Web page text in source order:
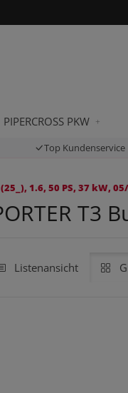
PIPERCROSS PKW
Top Kundenservice
1.6, 50 PS, 37 kW,
T3
Listenansicht